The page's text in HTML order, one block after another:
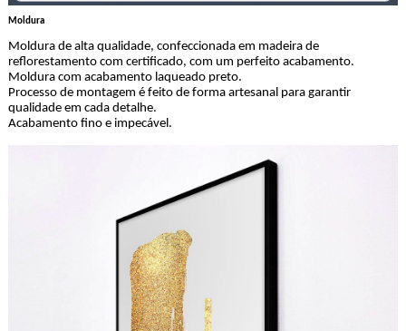
Moldura
Moldura de alta qualidade, confeccionada em madeira de
reflorestamento com certificado, com um perfeito acabamento.
Moldura com acabamento laqueado preto.
Processo de montagem é feito de forma artesanal para garantir
qualidade em cada detalhe.
Acabamento fino e impecável.